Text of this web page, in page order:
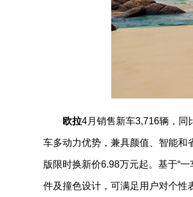
欧拉4月销售新车3,716辆，同
车多动力优势，兼具颜值、智能和
版限时换新价6.98万元起。基于“
件及撞色设计，可满足用户对个性